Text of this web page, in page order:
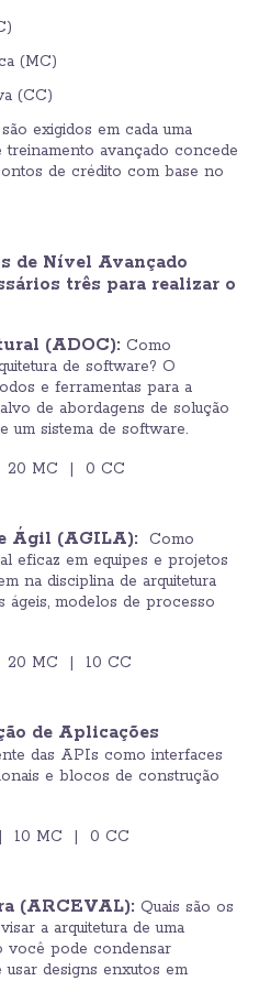
(MC)
(CC)
exigidos em cada uma
treinamento avançado concede
de crédito com base no
de Nível Avançado
três para realizar o
(ADOC): Como
de software? O
e ferramentas para a
de abordagens de solução
um sistema de software.
20 MC | 0 CC
Ágil (AGILA):
Como
eficaz em equipes e projetos
na disciplina de arquitetura
modelos de processo
20 MC | 10 CC
de Aplicações
das APIs como interfaces
e blocos de construção
| 10 MC | 0 CC
(ARCEVAL): Quais são os
a arquitetura de uma
você pode condensar
designs enxutos em